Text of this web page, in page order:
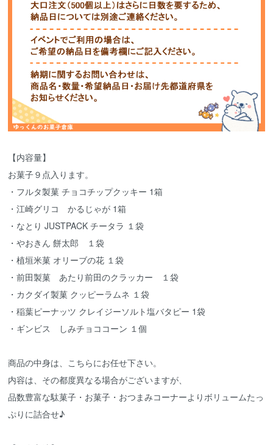
【内容量】
お菓子９点入ります。
・フルタ製菓 チョコチップクッキー 1箱
・江崎グリコ かるじゃが 1箱
・なとり JUSTPACK チータラ １袋
・やおきん 餅太郎 １袋
・植垣米菓 オリーブの花 １袋
・前田製菓 あたり前田のクラッカー １袋
・カクダイ製菓 クッピーラムネ １袋
・稲葉ピーナッツ クレイジーソルト塩バタピー 1袋
・ギンビス しみチョココーン １個
商品の中身は、こちらにお任せ下さい。
内容は、その都度異なる場合がございますが、
品数豊富な駄菓子・お菓子・おつまみコーナーよりボリュームたっ
ぷりに詰合せ♪